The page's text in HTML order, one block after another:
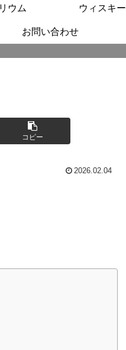
ウム ウィスキー
お問い合わせ
コピー
2026.02.04